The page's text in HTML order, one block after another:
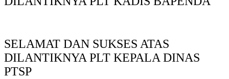
SELAMAT DAN SUKSES ATAS
DILANTIKNYA PLT KEPALA DINAS
PTSP